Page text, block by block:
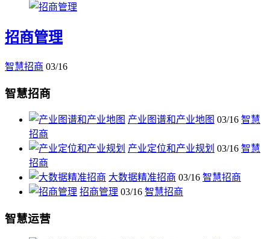
招商管理
智慧招商 03/16
智慧招商
产业图谱和产业地图 03/16 智慧
招商
产业定位和产业规划 03/16 智慧
招商
大数据精准招商 03/16 智慧招商
招商管理 03/16 智慧招商
智慧运营